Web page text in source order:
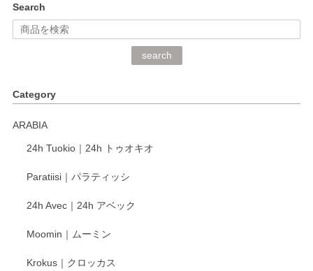
深さや大きさがとてもちょうど良く、手に馴染み、洗いやす
く、他の柄も何枚かこちらで買い、毎食時に使用していま
く交換して下さいました。
がとうございます。 同じシリーズの器を揃えて
います。 温かいお言葉をいただき、ありがとう
いたします。
Search
search
Category
ARABIA
24h Tuokio｜24h トゥオキオ
Paratiisi｜パラティッシ
24h Avec｜24h アベック
Moomin｜ムーミン
Krokus｜クロッカス